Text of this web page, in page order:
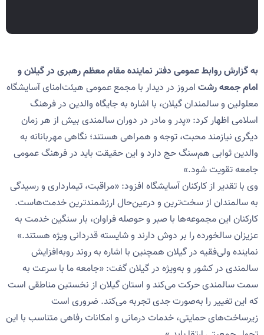
به گزارش روابط عمومی دفتر نماینده مقام معظم رهبری در گیلان و
امام جمعه رشت امروز در دیدار با مجمع عمومی هیئت‌امنای آسایشگاه
معلولین و سالمندان گیلان، با اشاره به جایگاه والدین در فرهنگ
اسلامی اظهار کرد: «پدر و مادر در دوران سالمندی بیش از هر زمان
دیگری نیازمند محبت، توجه و همراهی هستند؛ نگاهی مهربانانه به
والدین ثوابی هم‌سنگ حج دارد و این حقیقت باید در فرهنگ عمومی
جامعه تقویت شود.»
وی با تقدیر از کارکنان آسایشگاه افزود: «مراقبت، تیمارداری و رسیدگی
به سالمندان از سخت‌ترین و درعین‌حال ارزشمندترین خدمت‌هاست.
کارکنان این مجموعه‌ها با صبر و حوصله فراوان، بار سنگین خدمت به
عزیزان سالخورده را بر دوش دارند و شایسته قدردانی ویژه هستند.»
نماینده ولی‌فقیه در گیلان همچنین با اشاره به روند رو‌به‌افزایش
سالمندی در کشور و به‌ویژه در گیلان گفت: «جامعه ما با سرعت به
سمت سالمندی حرکت می‌کند و استان گیلان از نخستین مناطقی است
که این تغییر را به‌صورت جدی تجربه می‌کند. ضروری است
زیرساخت‌های حمایتی، خدمات درمانی و امکانات رفاهی متناسب با این